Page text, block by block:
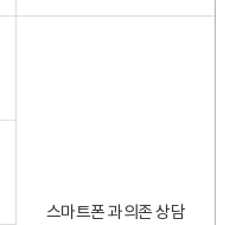
스마트폰 과의존 상담